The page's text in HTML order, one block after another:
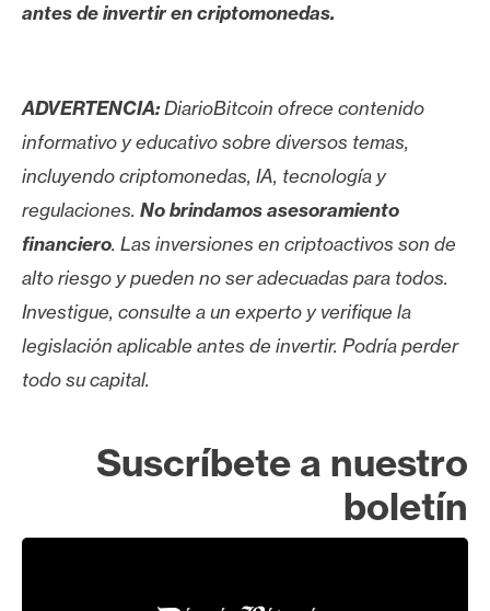
antes de invertir en criptomonedas.
ADVERTENCIA:DiarioBitcoin ofrece contenido
informativo y educativo sobre diversos temas,
incluyendo criptomonedas, IA, tecnología y
regulaciones. No brindamos asesoramiento
financiero. Las inversiones en criptoactivos son de
alto riesgo y pueden no ser adecuadas para todos.
Investigue, consulte a un experto y verifique la
legislación aplicable antes de invertir. Podría perder
todo su capital.
Suscríbete a nuestro
boletín